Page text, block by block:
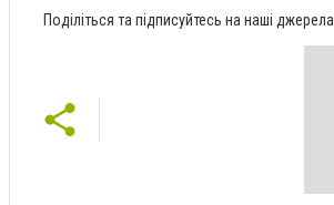
Поділіться та підписуйтесь на наші джерела